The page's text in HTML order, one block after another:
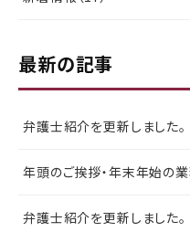
最新の記事
弁護士紹介を更新しました。
年頭のご挨拶・年末年始の
弁護士紹介を更新しました。